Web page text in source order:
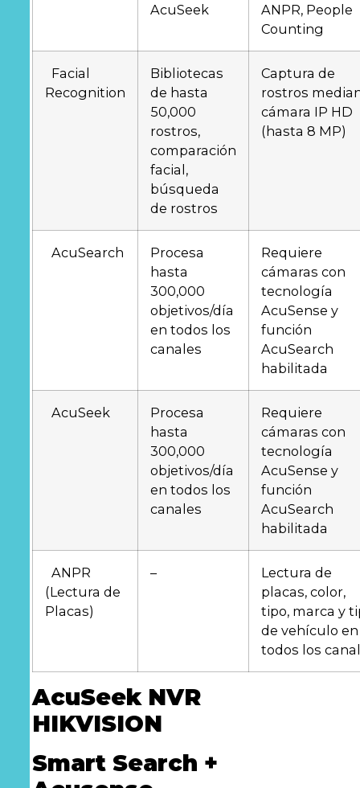
AcuSeek
ANPR, People
Counting
Facial
Recognition
Bibliotecas
de hasta
50,000
rostros,
comparación
facial,
búsqueda
de rostros
Captura de
rostros
cámara IP HD
(hasta 8 MP)
AcuSearch
Procesa
hasta
300,000
objetivos/día
en todos los
canales
Requiere
cámaras con
tecnología
AcuSense y
función
AcuSearch
habilitada
AcuSeek
Procesa
hasta
300,000
objetivos/día
en todos los
canales
Requiere
cámaras con
tecnología
AcuSense y
función
AcuSearch
habilitada
ANPR
(Lectura de
Placas)
–
Lectura de
placas, color,
tipo, marca y
de vehículo en
todos los
AcuSeek NVR
HIKVISION
Smart Search +